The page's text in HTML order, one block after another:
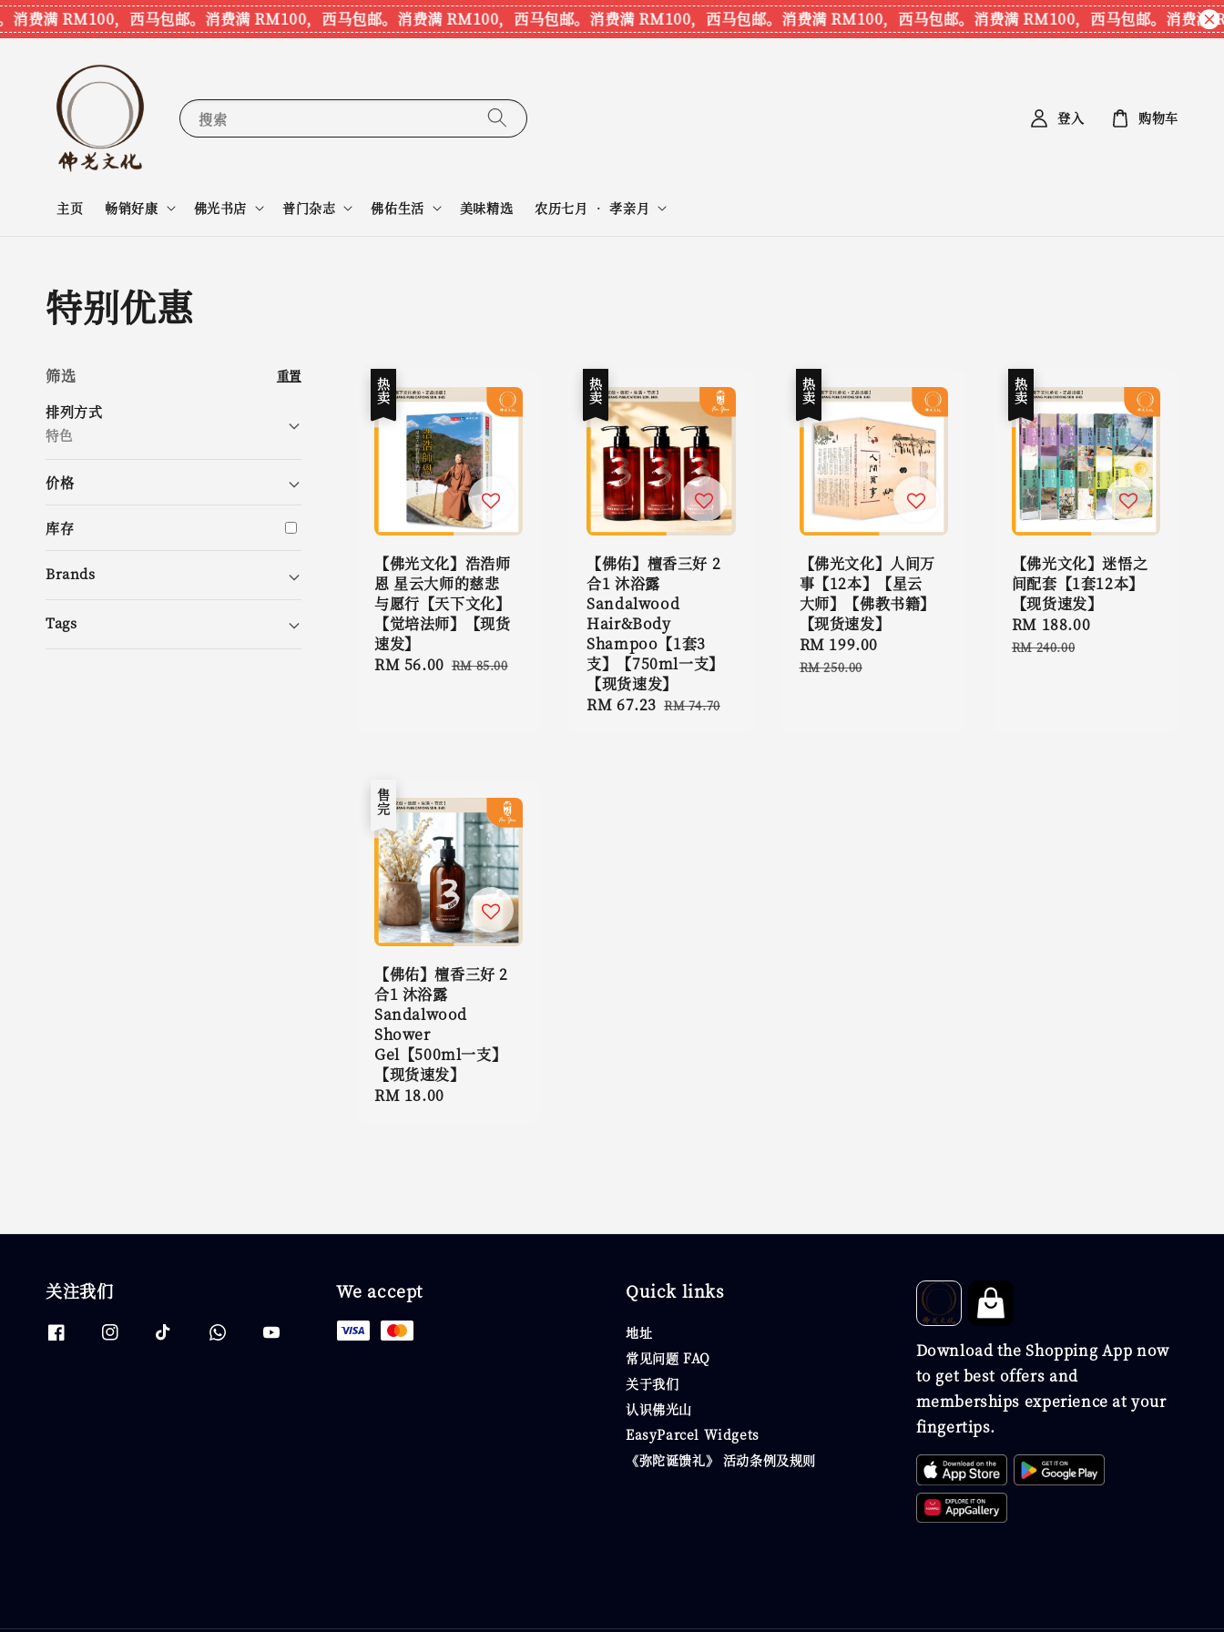
消费满 RM100，西马包邮。消费满 RM100，西马包邮。消费满 RM100，西马包邮。消费满 RM100，西马包邮。消费满 RM100，西马包邮。消费满 RM100，西马包邮。消费满
搜索
主页 畅销好康 佛光书店 普门杂志 佛佑生活 美味精选 农历七月 • 孝亲月
登入 购物车
特别优惠
筛选 重置
排列方式
特色
价格
库存
Brands
Tags
热卖
【佛光文化】浩浩师
恩 星云大师的慈悲
与愿行【天下文化】
【觉培法师】【现货
速发】
Sale
RM 56.00 Regular
RM 85.00
热卖
【佛佑】檀香三好 2
合1 沐浴露
Sandalwood
Hair&Body
Shampoo【1套3
支】【750ml一支】
【现货速发】
Sale
RM 67.23 Regular
RM 74.70
热卖
【佛光文化】人间万
事【12本】【星云
大师】【佛教书籍】
【现货速发】
Sale
price
RM 199.00
RM 250.00
热卖
【佛光文化】迷悟之
间配套【1套12本】
【现货速发】
Sale
price
RM 188.00
RM 240.00
售完
【佛佑】檀香三好 2
合1 沐浴露
Sandalwood
Shower
Gel【500ml一支】
【现货速发】
Regular
RM 18.00
关注我们 We accept Quick links
地址
常见问题 FAQ
关于我们
认识佛光山
EasyParcel Widgets
《弥陀诞馈礼》 活动条例及规则
Download the Shopping App now
to get best offers and
memberships experience at your
fingertips.